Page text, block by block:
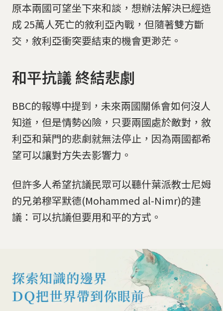
原本兩國可望坐下來和談，想辦法解決已經造
成 25萬人死亡的敘利亞內戰，但隨著雙方斷
交，敘利亞衝突要結束的機會更渺茫。
​​​​​​​​​​​​​​​​​​​​​​​​​​​​和平抗議 終結悲劇
​​​​​​​​​​​​​​​​​​​​​​​​​​​​BBC的報導中提到，未來兩國關係會如何沒人
知道，但是情勢凶險，只要兩國處於敵對，敘
利亞和葉門的悲劇就無法停止，因為兩國都希
望可以讓對方失去影響力。
但許多人希望抗議民眾可以聽什葉派教士尼姆
的兄弟穆罕默德(Mohammed al-Nimr)的建
議：可以抗議但要用和平的方式。